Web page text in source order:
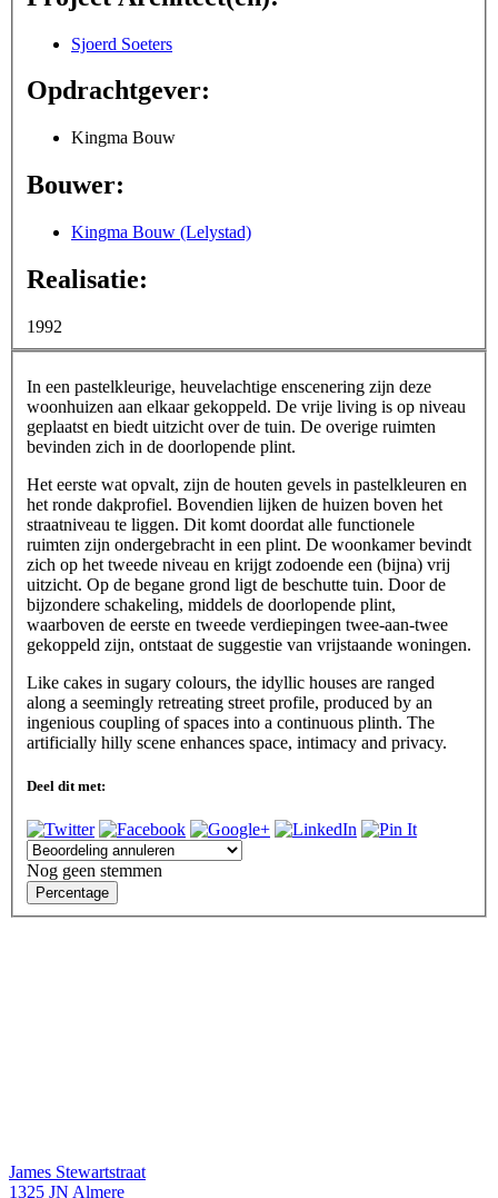
Sjoerd Soeters
Opdrachtgever:
Kingma Bouw
Bouwer:
Kingma Bouw (Lelystad)
Realisatie:
1992
In een pastelkleurige, heuvelachtige enscenering zijn deze
woonhuizen aan elkaar gekoppeld. De vrije living is op niveau
geplaatst en biedt uitzicht over de tuin. De overige ruimten
bevinden zich in de doorlopende plint.
Het eerste wat opvalt, zijn de houten gevels in pastelkleuren en
het ronde dakprofiel. Bovendien lijken de huizen boven het
straatniveau te liggen. Dit komt doordat alle functionele
ruimten zijn ondergebracht in een plint. De woonkamer bevindt
zich op het tweede niveau en krijgt zodoende een (bijna) vrij
uitzicht. Op de begane grond ligt de beschutte tuin. Door de
bijzondere schakeling, middels de doorlopende plint,
waarboven de eerste en tweede verdiepingen twee-aan-twee
gekoppeld zijn, ontstaat de suggestie van vrijstaande woningen.
Like cakes in sugary colours, the idyllic houses are ranged
along a seemingly retreating street profile, produced by an
ingenious coupling of spaces into a continuous plinth. The
artificially hilly scene enhances space, intimacy and privacy.
Deel dit met:
Nog geen stemmen
James Stewartstraat
1325 JN Almere